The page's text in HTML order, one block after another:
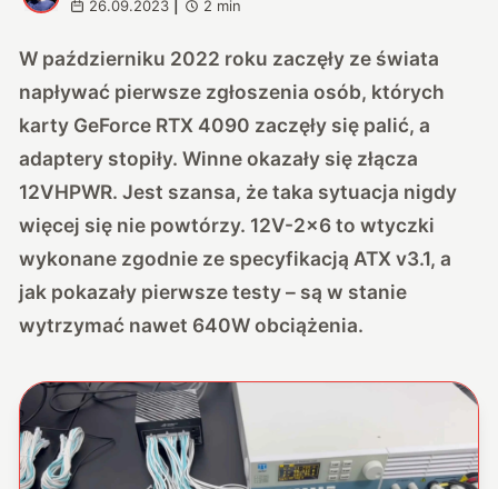
26.09.2023 2 min
W październiku 2022 roku zaczęły ze świata
napływać pierwsze zgłoszenia osób, których
karty GeForce RTX 4090 zaczęły się palić, a
adaptery stopiły. Winne okazały się złącza
12VHPWR. Jest szansa, że taka sytuacja nigdy
więcej się nie powtórzy. 12V-2×6 to wtyczki
wykonane zgodnie ze specyfikacją ATX v3.1, a
jak pokazały pierwsze testy – są w stanie
wytrzymać nawet 640W obciążenia.